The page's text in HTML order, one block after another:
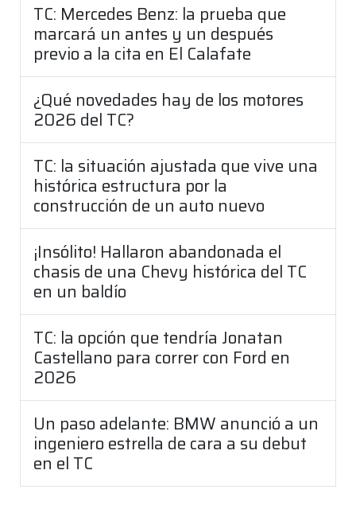
TC: Mercedes Benz: la prueba que
marcará un antes y un después
previo a la cita en El Calafate
¿Qué novedades hay de los motores
2026 del TC?
TC: la situación ajustada que vive una
histórica estructura por la
construcción de un auto nuevo
¡Insólito! Hallaron abandonada el
chasis de una Chevy histórica del TC
en un baldío
TC: la opción que tendría Jonatan
Castellano para correr con Ford en
2026
Un paso adelante: BMW anunció a un
ingeniero estrella de cara a su debut
en el TC